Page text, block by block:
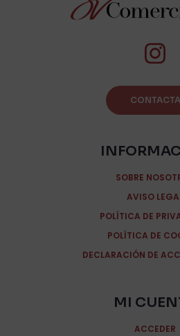
CONTACTA
SOBRE
AVISO
POLÍTICA DE
POLÍTICA DE
DECLARACIÓN DE
MI
ACCEDER